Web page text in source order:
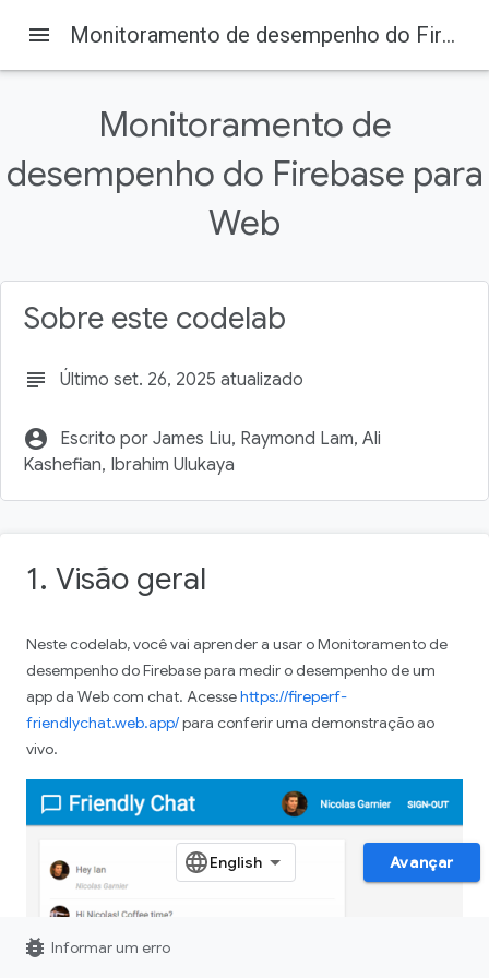
Firebase Firebase Codelabs
1. Visão geral
3. Criar e configurar um projeto do Firebase
Fazer upgrade do plano de preços do Firebase
4. Instalar a interface de linha de comando do Firebase
menu Monitoramento de desempenho do Firebase para Web
Monitoramento de
desempenho do Firebase para
Web
Sobre este codelab
subject Último set. 26, 2025 atualizado
account_circle
Escrito por James Liu, Raymond Lam, Ali
Kashefian, Ibrahim Ulukaya
1. Visão geral
Neste codelab, você vai aprender a usar o Monitoramento de
desempenho do Firebase para medir o desempenho de um
app da Web com chat. Acessehttps://fireperf-
friendlychat.web.app/para conferir uma demonstração ao
vivo.
Avançar
bug_report Informar um erro